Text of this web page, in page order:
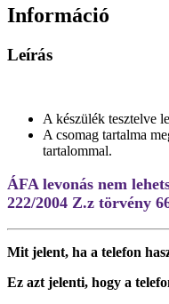
Információ
Leírás
A készülék tesztelve
A csomag tartalma
tartalommal.
ÁFA levonás nem
222/2004 Z.z törvény
Mit jelent, ha a telefon
Ez azt jelenti, hogy a